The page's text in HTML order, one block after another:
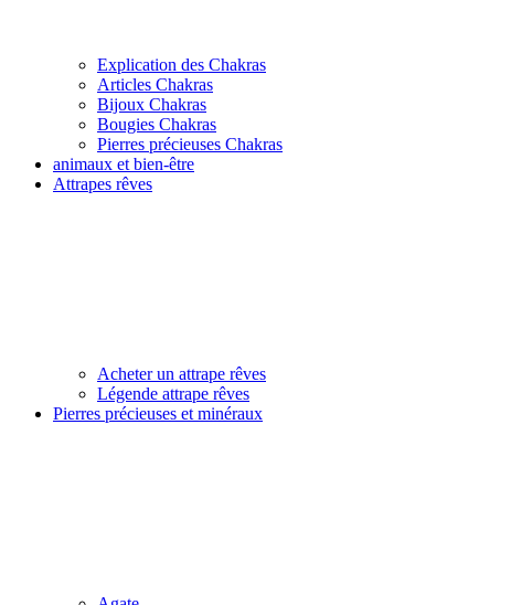
Explication des Chakras
Articles Chakras
Bijoux Chakras
Bougies Chakras
Pierres précieuses Chakras
animaux et bien-être
Attrapes rêves
Acheter un attrape rêves
Légende attrape rêves
Pierres précieuses et minéraux